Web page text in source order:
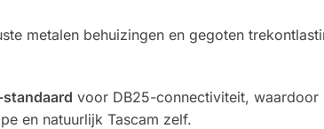
metalen behuizingen en gegoten
voor DB25-connectiviteit, waardoor
en natuurlijk Tascam zelf.